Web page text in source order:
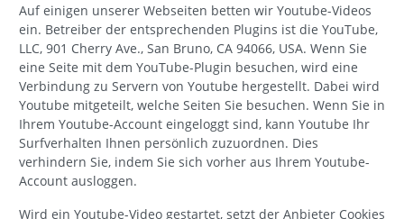
Auf einigen unserer Webseiten betten wir Youtube-Videos
ein. Betreiber der entsprechenden Plugins ist die YouTube,
LLC, 901 Cherry Ave., San Bruno, CA 94066, USA. Wenn Sie
eine Seite mit dem YouTube-Plugin besuchen, wird eine
Verbindung zu Servern von Youtube hergestellt. Dabei wird
Youtube mitgeteilt, welche Seiten Sie besuchen. Wenn Sie in
Ihrem Youtube-Account eingeloggt sind, kann Youtube Ihr
Surfverhalten Ihnen persönlich zuzuordnen. Dies
verhindern Sie, indem Sie sich vorher aus Ihrem Youtube-
Account ausloggen.
Wird ein Youtube-Video gestartet, setzt der Anbieter Cookies